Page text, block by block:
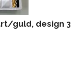
guld, design 3